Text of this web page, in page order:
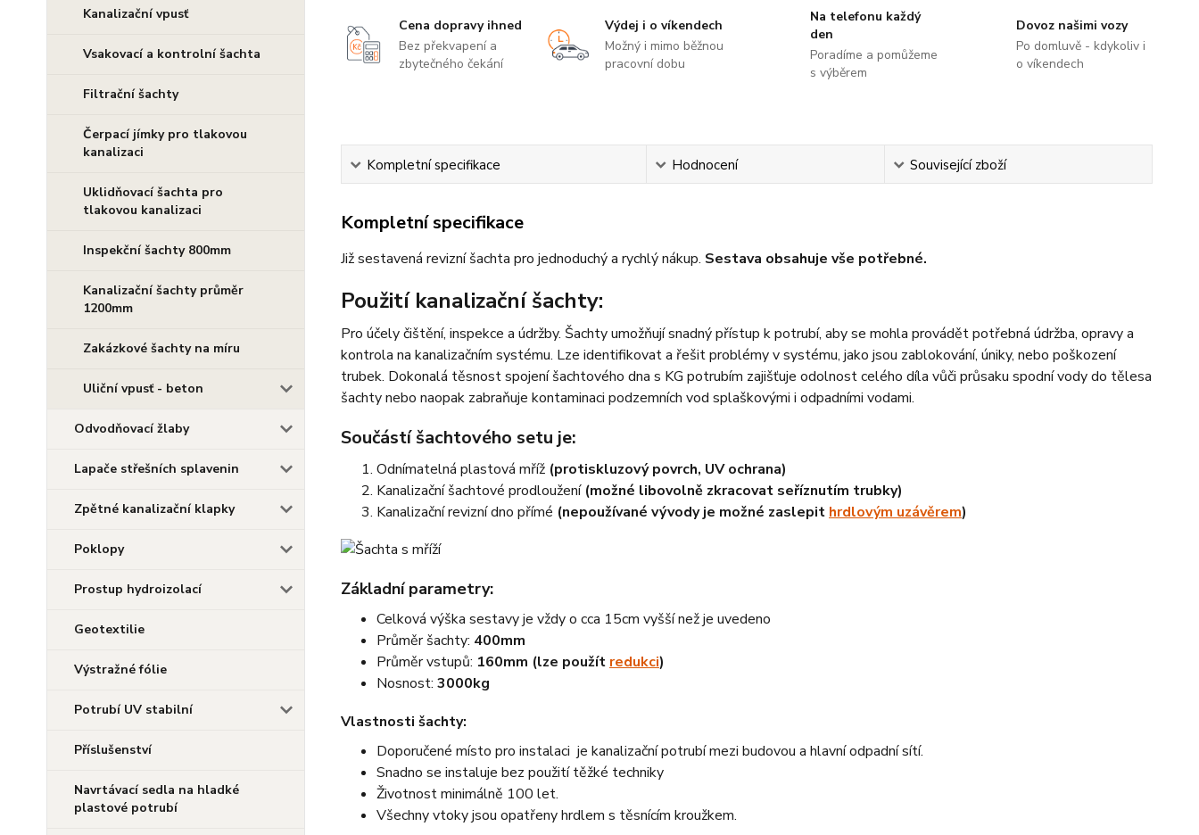
Kanalizační vpusť
Vsakovací a kontrolní šachta
Filtrační šachty
Čerpací jímky pro tlakovou
kanalizaci
Uklidňovací šachta pro
tlakovou kanalizaci
Inspekční šachty 800mm
Kanalizační šachty průměr
1200mm
Zakázkové šachty na míru
Uliční vpusť - beton
Odvodňovací žlaby
Lapače střešních splavenin
Zpětné kanalizační klapky
Poklopy
Prostup hydroizolací
Geotextilie
Výstražné fólie
Potrubí UV stabilní
Příslušenství
Navrtávací sedla na hladké
plastové potrubí
Cena dopravy ihned
Bez překvapení a
zbytečného čekání
Výdej i o víkendech
Možný i mimo běžnou
pracovní dobu
Na telefonu každý
den
Poradíme a pomůžeme
s výběrem
Dovoz našimi vozy
Po domluvě - kdykoliv i
o víkendech
Kompletní specifikace Hodnocení Související zboží
Kompletní specifikace
Již sestavená revizní šachta pro jednoduchý a rychlý nákup. Sestava obsahuje vše potřebné.
Použití kanalizační šachty:
Pro účely čištění, inspekce a údržby. Šachty umožňují snadný přístup k potrubí, aby se mohla provádět potřebná údržba, opravy a
kontrola na kanalizačním systému. Lze identifikovat a řešit problémy v systému, jako jsou zablokování, úniky, nebo poškození
trubek. Dokonalá těsnost spojení šachtového dna s KG potrubím zajišťuje odolnost celého díla vůči průsaku spodní vody do tělesa
šachty nebo naopak zabraňuje kontaminaci podzemních vod splaškovými i odpadními vodami.
Součástí šachtového setu je:
Odnímatelná plastová mříž (protiskluzový povrch, UV ochrana)
Kanalizační šachtové prodloužení (možné libovolně zkracovat seříznutím trubky)
Kanalizační revizní dno přímé (nepoužívané vývody je možné zaslepithrdlovým uzávěrem)
Základní parametry:
Celková výška sestavy je vždy o cca 15cm vyšší než je uvedeno
Průměr šachty: 400mm
Průměr vstupů: 160mm (lze použít redukci)
Nosnost: 3000kg
Vlastnosti šachty:
Doporučené místo pro instalaci je kanalizační potrubí mezi budovou a hlavní odpadní sítí.
Snadno se instaluje bez použití těžké techniky
Životnost minimálně 100 let.
Všechny vtoky jsou opatřeny hrdlem s těsnícím kroužkem.